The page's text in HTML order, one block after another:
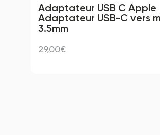
Adaptateur USB C Apple
Adaptateur USB-C vers
3.5mm
29,00€